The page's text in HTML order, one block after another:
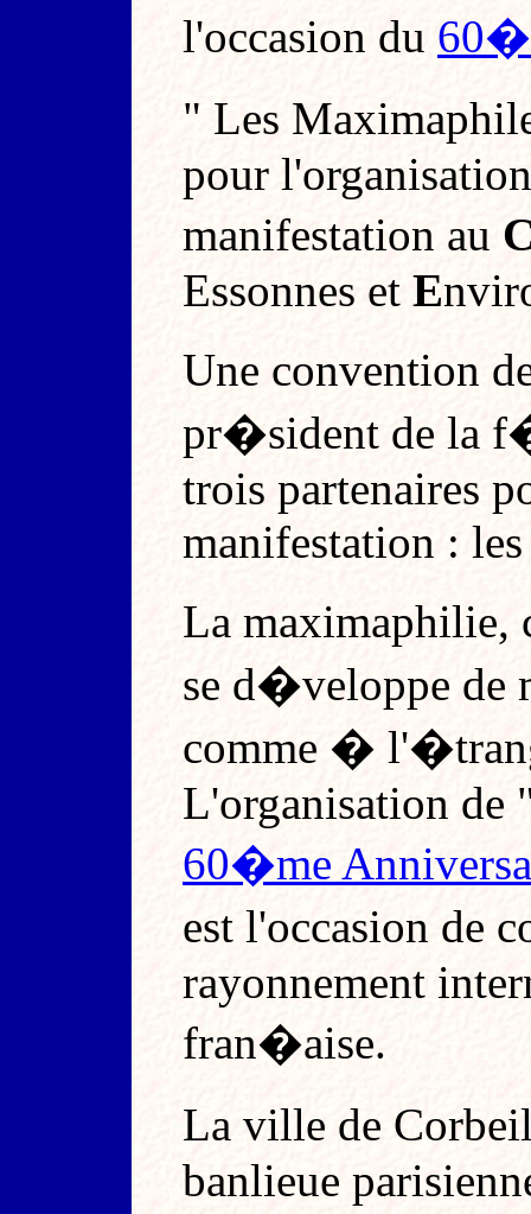
l'occasion du
" Les
pour
manifestation au
Essonnes et E
Une convention
pr�sident de la
trois partenaires
manifestation :
La maximaphilie,
se d�veloppe de
comme �
L'organisation
60�me
est l'occasion de
rayonnement
fran�aise.
La ville de
banlieue